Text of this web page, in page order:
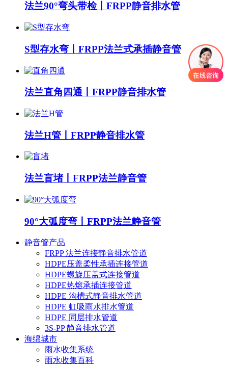
法兰90°弯头带检丨FRPP静音排水管
S型存水弯丨FRPP法兰式承插静音管
法兰直角四通丨FRPP静音排水管
法兰H管丨FRPP静音排水管
法兰盲堵丨FRPP法兰静音管
90°大弧度弯丨FRPP法兰静音管
静音管产品
FRPP 法兰连接静音排水管道
HDPE压盖柔性承插连接管道
HDPE螺旋压盖式连接管道
HDPE热熔承插连接管道
HDPE 沟槽式静音排水管道
HDPE 虹吸雨水排水管道
HDPE 同层排水管道
3S-PP 静音排水管道
海绵城市
雨水收集系统
雨水收集百科